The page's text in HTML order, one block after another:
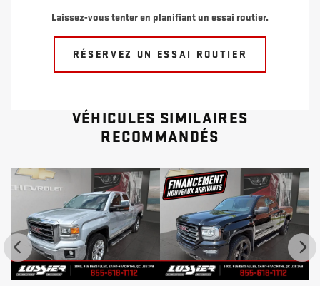
Laissez-vous tenter en planifiant un essai routier.
RÉSERVEZ UN ESSAI ROUTIER
VÉHICULES SIMILAIRES
RECOMMANDÉS